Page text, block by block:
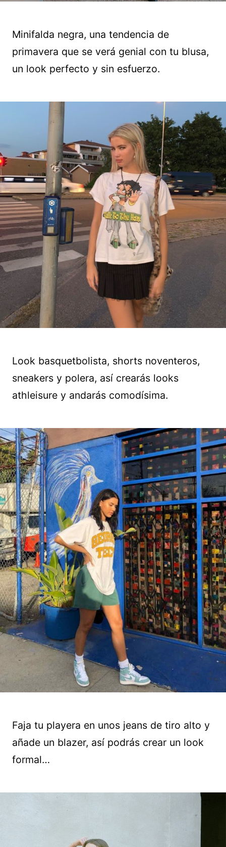
Minifalda negra, una tendencia de
primavera que se verá genial con tu blusa,
un look perfecto y sin esfuerzo.
Look basquetbolista, shorts noventeros,
sneakers y polera, así crearás looks
athleisure y andarás comodísima.
Faja tu playera en unos jeans de tiro alto y
añade un blazer, así podrás crear un look
formal…